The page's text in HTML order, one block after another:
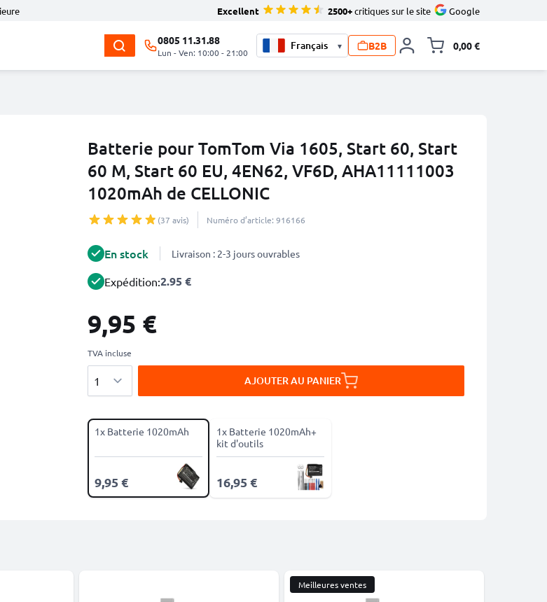
Excellent 2500+critiques sur le site Google
0805 11.31.88
Lun - Ven: 10:00 - 21:00
▾ B2B 0,00 €
Batterie pour TomTom Via 1605, Start 60, Start
60 M, Start 60 EU, 4EN62, VF6D, AHA11111003
1020mAh de CELLONIC
(37 avis) Numéro d’article: 916166
En stock Livraison : 2-3 jours ouvrables
Expédition:2.95 €
9,95 €
TVA incluse
AJOUTER AU PANIER
1x Batterie 1020mAh
9,95 €
1x Batterie 1020mAh+
kit d'outils
16,95 €
Meilleures ventes